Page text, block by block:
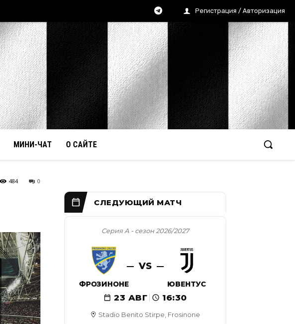
Регистрация / Авторизация
МИНИ-ЧАТ О САЙТЕ
0
484
Stadio Benito Stirpe, Frosinone
Серия А - сезон 2026/2027
ФРОЗИНОНЕ
VS
ЮВЕНТУС
23 АВГ 16:30